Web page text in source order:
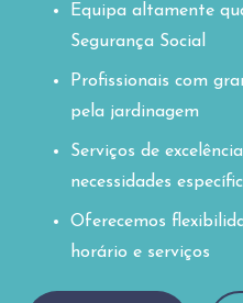
Equipa altamente
Segurança Social
Profissionais com
pela jardinagem
Serviços de
necessidades
Oferecemos
horário e serviços